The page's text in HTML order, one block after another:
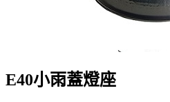
E40小雨蓋燈座